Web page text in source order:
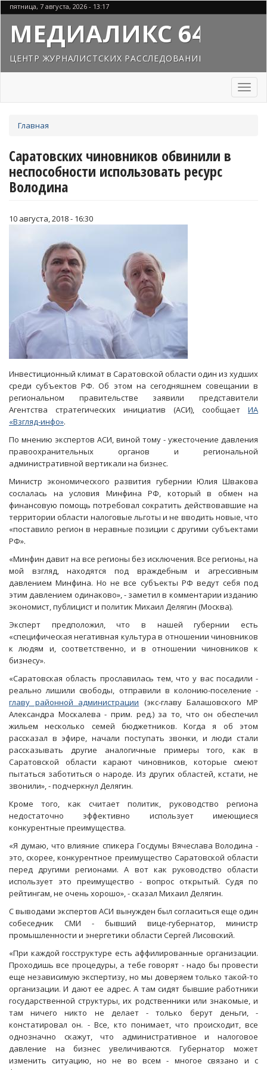
Перейти
к
основному
содержанию
пятница, 7 августа, 2026 - 13:17
МЕДИАЛИКС 64
ЦЕНТР ЖУРНАЛИСТСКИХ РАССЛЕДОВАНИЙ
Toggle
здесь
Главная
Саратовских чиновников обвинили в
неспособности использовать ресурс
Володина
10 августа, 2018 - 16:30
Инвестиционный климат в Саратовской области один из худших
среди субъектов РФ. Об этом на сегодняшнем совещании в
региональном правительстве заявили представители
Агентства стратегических инициатив (АСИ), сообщает ИА
«Взгляд-инфо».
По мнению экспертов АСИ, виной тому - ужесточение давления
правоохранительных органов и региональной
административной вертикали на бизнес.
Министр экономического развития губернии Юлия Швакова
сослалась на условия Минфина РФ, который в обмен на
финансовую помощь потребовал сократить действовавшие на
территории области налоговые льготы и не вводить новые, что
«поставило регион в неравные позиции с другими субъектами
РФ».
«Минфин давит на все регионы без исключения. Все регионы, на
мой взгляд, находятся под враждебным и агрессивным
давлением Минфина. Но не все субъекты РФ ведут себя под
этим давлением одинаково», - заметил в комментарии изданию
экономист, публицист и политик Михаил Делягин (Москва).
Эксперт предположил, что в нашей губернии есть
«специфическая негативная культура в отношении чиновников
к людям и, соответственно, и в отношении чиновников к
бизнесу».
«Саратовская область прославилась тем, что у вас посадили -
реально лишили свободы, отправили в колонию-поселение -
главу районной администрации (экс-главу Балашовского МР
Александра Москалева - прим. ред.) за то, что он обеспечил
жильем несколько семей бюджетников. Когда я об этом
рассказал в эфире, начали поступать звонки, и люди стали
рассказывать другие аналогичные примеры того, как в
Саратовской области карают чиновников, которые смеют
пытаться заботиться о народе. Из других областей, кстати, не
звонили», - подчеркнул Делягин.
Кроме того, как считает политик, руководство региона
недостаточно эффективно использует имеющиеся
конкурентные преимущества.
«Я думаю, что влияние спикера Госдумы Вячеслава Володина -
это, скорее, конкурентное преимущество Саратовской области
перед другими регионами. А вот как руководство области
использует это преимущество - вопрос открытый. Судя по
рейтингам, не очень хорошо», - сказал Михаил Делягин.
С выводами экспертов АСИ вынужден был согласиться еще один
собеседник СМИ - бывший вице-губернатор, министр
промышленности и энергетики области Сергей Лисовский.
«При каждой госструктуре есть аффилированные организации.
Проходишь все процедуры, а тебе говорят - надо бы провести
еще независимую экспертизу, но мы доверяем только такой-то
организации. И дают ее адрес. А там сидят бывшие работники
государственной структуры, их родственники или знакомые, и
там ничего никто не делает - только берут деньги, -
констатировал он. - Все, кто понимает, что происходит, все
однозначно скажут, что административное и налоговое
давление на бизнес увеличиваются. Губернатор может
изменить ситуацию, но не во всем - многое связано и с